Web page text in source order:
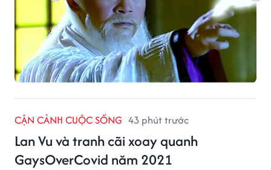
CẬN CẢNH CUỘC SỐNG 43 phút trước
Lan Vu và tranh cãi xoay quanh
GaysOverCovid năm 2021